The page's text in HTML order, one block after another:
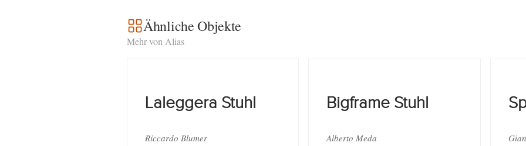
Ähnliche Objekte
Mehr von Alias
Laleggera Stuhl
Riccardo Blumer
Bigframe Stuhl
Alberto Meda